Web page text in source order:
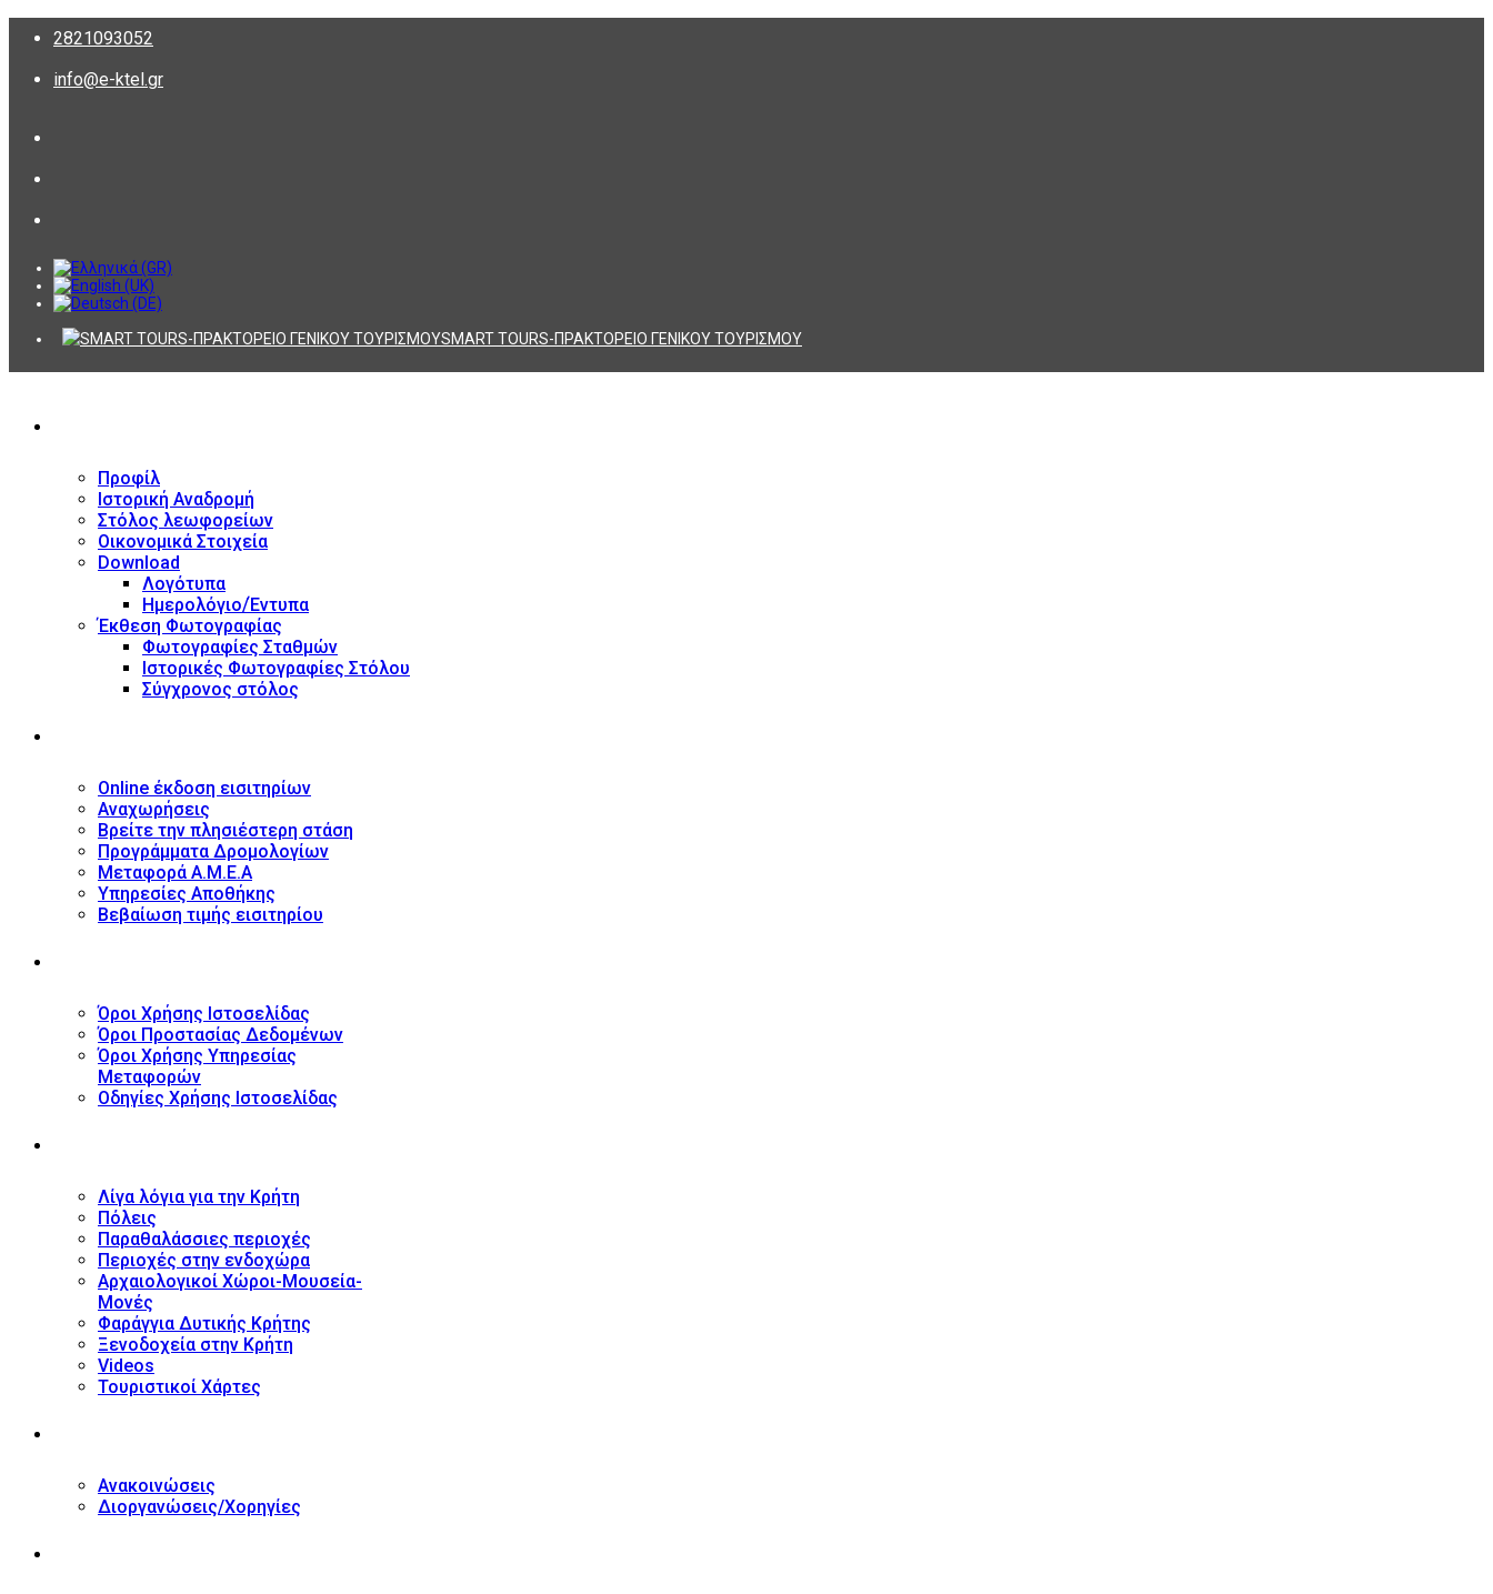
2821093052
info@e-ktel.gr
SMART TOURS-ΠΡΑΚΤΟΡΕΙΟ ΓΕΝΙΚΟΥ ΤΟΥΡΙΣΜΟΥ
Προφίλ
Ιστορική Αναδρομή
Στόλος λεωφορείων
Οικονομικά Στοιχεία
Download
Λογότυπα
Ημερολόγιο/Έντυπα
Έκθεση Φωτογραφίας
Φωτογραφίες Σταθμών
Ιστορικές Φωτογραφίες Στόλου
Σύγχρονος στόλος
Online έκδοση εισιτηρίων
Αναχωρήσεις
Βρείτε την πλησιέστερη στάση
Προγράμματα Δρομολογίων
Μεταφορά Α.Μ.Ε.Α
Υπηρεσίες Αποθήκης
Βεβαίωση τιμής εισιτηρίου
Όροι Χρήσης Ιστοσελίδας
Όροι Προστασίας Δεδομένων
Όροι Χρήσης Υπηρεσίας
Μεταφορών
Οδηγίες Χρήσης Ιστοσελίδας
Λίγα λόγια για την Κρήτη
Πόλεις
Παραθαλάσσιες περιοχές
Περιοχές στην ενδοχώρα
Αρχαιολογικοί Χώροι-Μουσεία-
Μονές
Φαράγγια Δυτικής Κρήτης
Ξενοδοχεία στην Κρήτη
Videos
Τουριστικοί Χάρτες
Ανακοινώσεις
Διοργανώσεις/Χορηγίες